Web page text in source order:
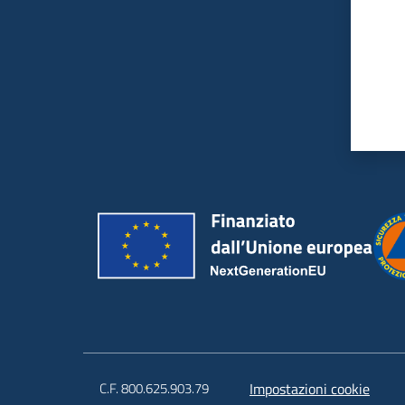
C.F. 800.625.903.79 Impostazioni cookie